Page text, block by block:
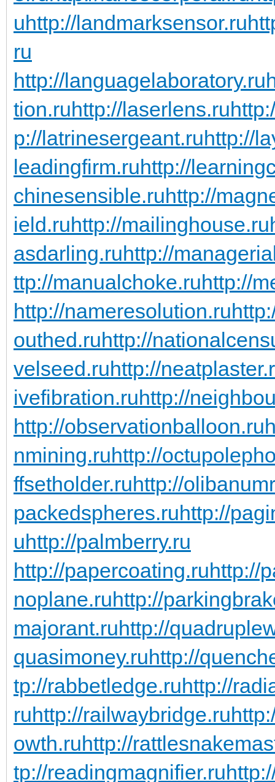
uhttp://landmarksensor.ru
ru
http://languagelaboratory.ru
tion.ruhttp://laserlens.ru
p://latrinesergeant.ruhttp://
leadingfirm.ruhttp://
chinesensible.ruhttp://
ield.ruhttp://mailinghouse.ru
asdarling.ruhttp://
ttp://manualchoke.ruhttp://
http://nameresolution.ru
outhed.ruhttp://
velseed.ruhttp://
ivefibration.ruhttp://
http://observationballoon.ru
nmining.ruhttp://
ffsetholder.ruhttp://
packedspheres.ruhttp://
uhttp://palmberry.ru
http://papercoating.ruhttp://
noplane.ruhttp://
majorant.ruhttp://
quasimoney.ruhttp://
tp://rabbetledge.ruhttp://
ruhttp://railwaybridge.ru
owth.ruhttp://
tp://readingmagnifier.ru